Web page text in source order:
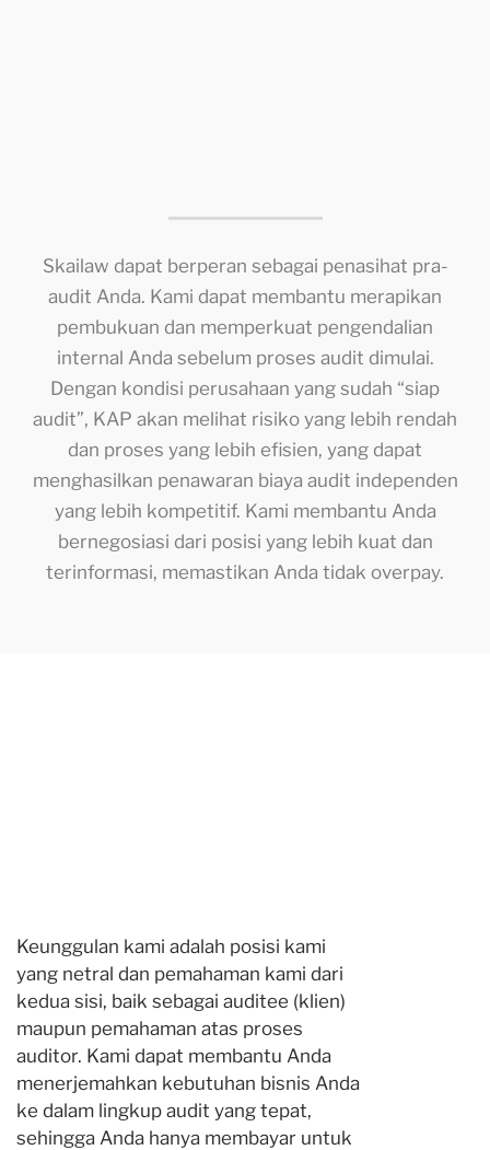
Skailaw dapat berperan sebagai penasihat pra-
audit Anda. Kami dapat membantu merapikan
pembukuan dan memperkuat pengendalian
internal Anda sebelum proses audit dimulai.
Dengan kondisi perusahaan yang sudah “siap
audit”, KAP akan melihat risiko yang lebih rendah
dan proses yang lebih efisien, yang dapat
menghasilkan penawaran biaya audit independen
yang lebih kompetitif. Kami membantu Anda
bernegosiasi dari posisi yang lebih kuat dan
terinformasi, memastikan Anda tidak overpay.
Keunggulan kami adalah posisi kami
yang netral dan pemahaman kami dari
kedua sisi, baik sebagai auditee (klien)
maupun pemahaman atas proses
auditor. Kami dapat membantu Anda
menerjemahkan kebutuhan bisnis Anda
ke dalam lingkup audit yang tepat,
sehingga Anda hanya membayar untuk